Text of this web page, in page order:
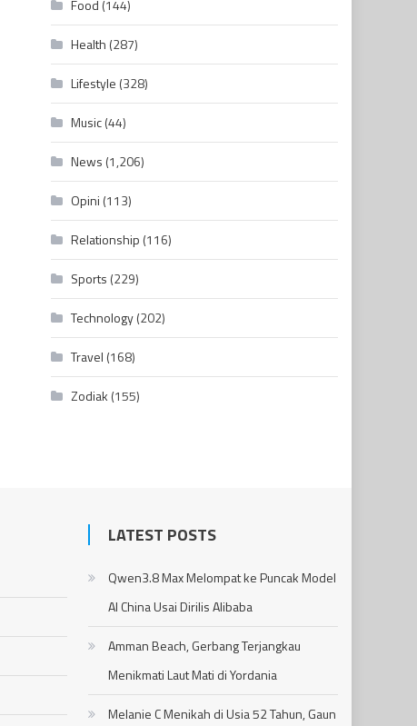
Food (144)
Health (287)
Lifestyle (328)
Music(44)
News (1,206)
Opini (113)
Relationship (116)
Sports (229)
Technology(202)
Travel (168)
Zodiak (155)
LATEST POSTS
Qwen3.8 Max Melompat ke Puncak Model
AI China Usai Dirilis Alibaba
Amman Beach, Gerbang Terjangkau
Menikmati Laut Mati di Yordania
Melanie C Menikah di Usia 52 Tahun, Gaun